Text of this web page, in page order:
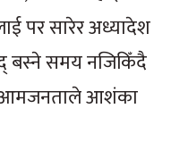
पर सारेर अध्यादेश
बस्ने समय नजिकिँदै
आमजनताले आशंका